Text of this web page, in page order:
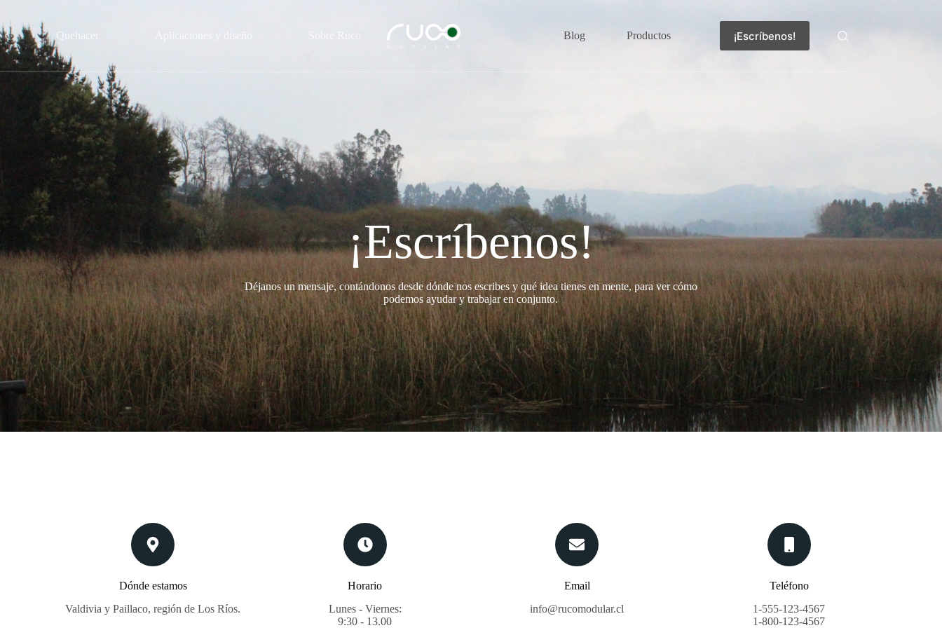
Quehacer Sobre Ruco Blog Productos ¡Escríbenos!
¡Escríbenos!
Déjanos un mensaje, contándonos desde dónde nos escribes y qué idea tienes en mente, para ver cómo
podemos ayudar y trabajar en conjunto.
Dónde estamos
Valdivia y Paillaco, región de Los Ríos.
Horario
Lunes - Viernes:
9:30 - 13.00
Email
info@rucomodular.cl
Teléfono
1-555-123-4567
1-800-123-4567